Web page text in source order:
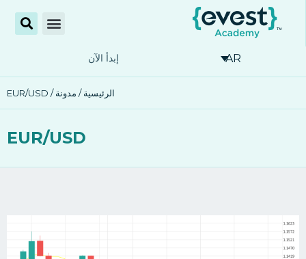
AR إبدأ الآن
الرئيسية/ مدونة/ EUR/USD
EUR/USD